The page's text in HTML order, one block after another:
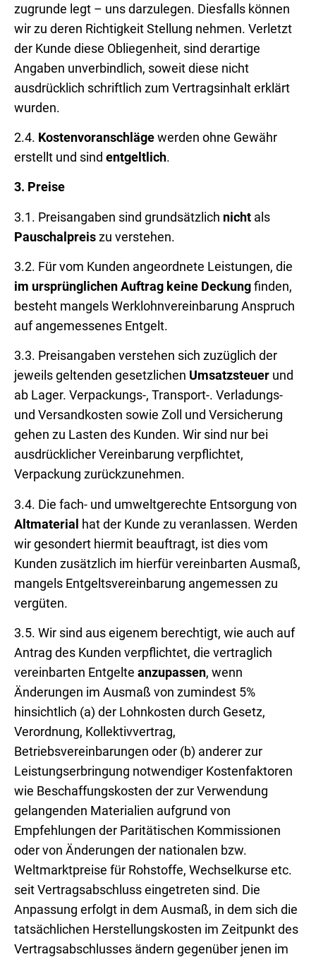
zugrunde legt – uns darzulegen. Diesfalls können
wir zu deren Richtigkeit Stellung nehmen. Verletzt
der Kunde diese Obliegenheit, sind derartige
Angaben unverbindlich, soweit diese nicht
ausdrücklich schriftlich zum Vertragsinhalt erklärt
wurden.
2.4. Kostenvoranschläge werden ohne Gewähr
erstellt und sind entgeltlich.
3. Preise
3.1. Preisangaben sind grundsätzlich nicht als
Pauschalpreis zu verstehen.
3.2. Für vom Kunden angeordnete Leistungen, die
im ursprünglichen Auftrag keine Deckung finden,
besteht mangels Werklohnvereinbarung Anspruch
auf angemessenes Entgelt.
3.3. Preisangaben verstehen sich zuzüglich der
jeweils geltenden gesetzlichen Umsatzsteuer und
ab Lager. Verpackungs-, Transport-. Verladungs-
und Versandkosten sowie Zoll und Versicherung
gehen zu Lasten des Kunden. Wir sind nur bei
ausdrücklicher Vereinbarung verpflichtet,
Verpackung zurückzunehmen.
3.4. Die fach- und umweltgerechte Entsorgung von
Altmaterial hat der Kunde zu veranlassen. Werden
wir gesondert hiermit beauftragt, ist dies vom
Kunden zusätzlich im hierfür vereinbarten Ausmaß,
mangels Entgeltsvereinbarung angemessen zu
vergüten.
3.5. Wir sind aus eigenem berechtigt, wie auch auf
Antrag des Kunden verpflichtet, die vertraglich
vereinbarten Entgelte anzupassen, wenn
Änderungen im Ausmaß von zumindest 5%
hinsichtlich (a) der Lohnkosten durch Gesetz,
Verordnung, Kollektivvertrag,
Betriebsvereinbarungen oder (b) anderer zur
Leistungserbringung notwendiger Kostenfaktoren
wie Beschaffungskosten der zur Verwendung
gelangenden Materialien aufgrund von
Empfehlungen der Paritätischen Kommissionen
oder von Änderungen der nationalen bzw.
Weltmarktpreise für Rohstoffe, Wechselkurse etc.
seit Vertragsabschluss eingetreten sind. Die
Anpassung erfolgt in dem Ausmaß, in dem sich die
tatsächlichen Herstellungskosten im Zeitpunkt des
Vertragsabschlusses ändern gegenüber jenen im